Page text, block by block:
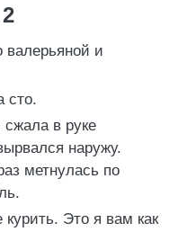
валерьяной и
сто.
в руке
наружу.
метнулась по
Это я вам как